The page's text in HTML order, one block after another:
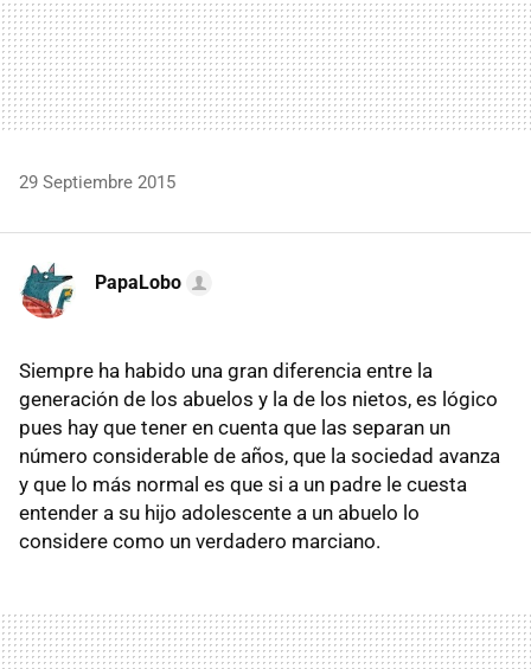
29 Septiembre 2015
PapaLobo
Siempre ha habido una gran diferencia entre la
generación de los abuelos y la de los nietos, es lógico
pues hay que tener en cuenta que las separan un
número considerable de años, que la sociedad avanza
y que lo más normal es que si a un padre le cuesta
entender a su hijo adolescente a un abuelo lo
considere como un verdadero marciano.